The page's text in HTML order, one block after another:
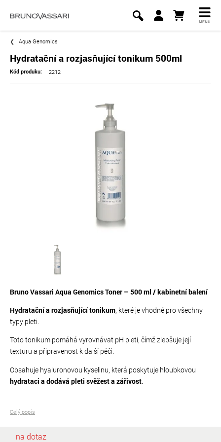
MENU
Aqua Genomics
Hydratační a rozjasňující tonikum 500ml
Kód produku: 2212
Bruno Vassari Aqua Genomics Toner – 500 ml / kabinetní balení
Hydratační a rozjasňující tonikum, které je vhodné pro všechny
typy pleti.
Toto tonikum pomáhá vyrovnávat pH pleti, čímž zlepšuje její
texturu a připravenost k další péči.
Obsahuje hyaluronovou kyselinu, která poskytuje hloubkovou
hydrataci a dodává pleti svěžest a zářivost.
Celý popis
na dotaz